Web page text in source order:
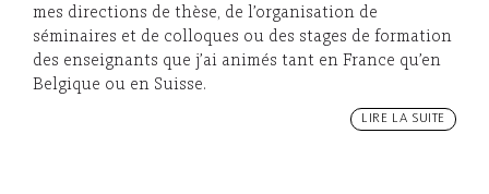
mes directions de thèse, de l’organisation de
séminaires et de colloques ou des stages de formation
des enseignants que j’ai animés tant en France qu’en
Belgique ou en Suisse.
LIRE LA SUITE